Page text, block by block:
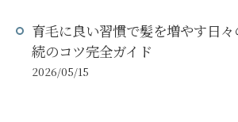
育毛に良い習慣で髪を増やす日
続のコツ完全ガイド
2026/05/15